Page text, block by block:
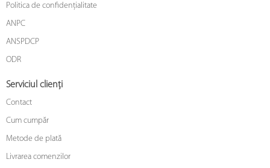
Politica de confidențialitate
ANPC
ANSPDCP
ODR
Serviciul clienți
Contact
Cum cumpăr
Metode de plată
Livrarea comenzilor